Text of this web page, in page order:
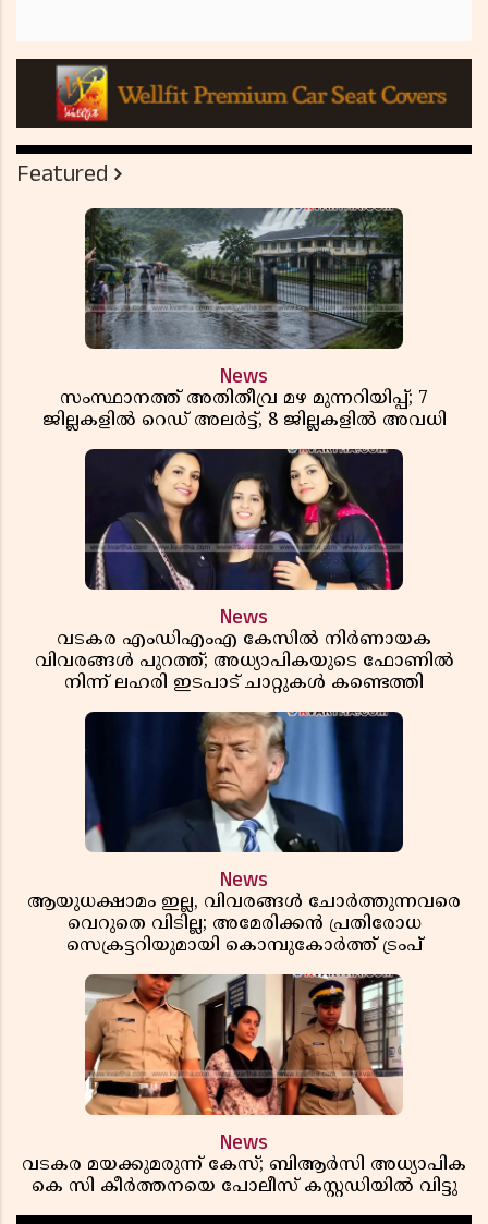
Featured
News
സംസ്ഥാനത്ത് അതിതീവ്ര മഴ മുന്നറിയിപ്പ്; 7
ജില്ലകളിൽ റെഡ് അലർട്ട്, 8 ജില്ലകളിൽ അവധി
News
വടകര എംഡിഎംഎ കേസിൽ നിർണായക
വിവരങ്ങൾ പുറത്ത്; അധ്യാപികയുടെ ഫോണിൽ
നിന്ന് ലഹരി ഇടപാട് ചാറ്റുകൾ കണ്ടെത്തി
News
ആയുധക്ഷാമം ഇല്ല, വിവരങ്ങൾ ചോർത്തുന്നവരെ
വെറുതെ വിടില്ല; അമേരിക്കൻ പ്രതിരോധ
സെക്രട്ടറിയുമായി കൊമ്പുകോർത്ത് ട്രംപ്
News
വടകര മയക്കുമരുന്ന് കേസ്; ബിആർസി അധ്യാപിക
കെ സി കീർത്തനയെ പോലീസ് കസ്റ്റഡിയിൽ വിട്ടു